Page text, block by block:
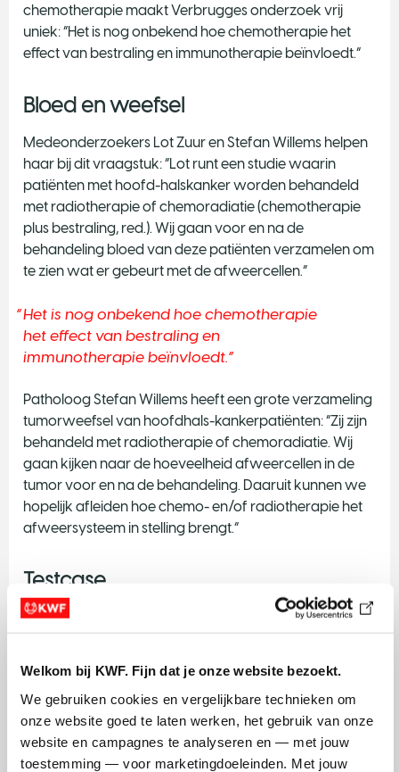
Welkom bij KWF. Fijn dat je onze website bezoekt.
We gebruiken cookies en vergelijkbare technieken om
onze website goed te laten werken, het gebruik van onze
website en campagnes te analyseren en — met jouw
toestemming — voor marketingdoeleinden. Met jouw
chemotherapie maakt Verbrugges onderzoek vrij
uniek: “Het is nog onbekend hoe chemotherapie het
effect van bestraling en immunotherapie beïnvloedt.”
Bloed en weefsel
Medeonderzoekers Lot Zuur en Stefan Willems helpen
haar bij dit vraagstuk: “Lot runt een studie waarin
patiënten met hoofd-halskanker worden behandeld
met radiotherapie of chemoradiatie (chemotherapie
plus bestraling, red.). Wij gaan voor en na de
behandeling bloed van deze patiënten verzamelen om
te zien wat er gebeurt met de afweercellen.”
Het is nog onbekend hoe chemotherapie
het effect van bestraling en
immunotherapie beïnvloedt.
Patholoog Stefan Willems heeft een grote verzameling
tumorweefsel van hoofdhals-kankerpatiënten: “Zij zijn
behandeld met radiotherapie of chemoradiatie. Wij
gaan kijken naar de hoeveelheid afweercellen in de
tumor voor en na de behandeling. Daaruit kunnen we
hopelijk afleiden hoe chemo- en/of radiotherapie het
afweersysteem in stelling brengt.”
Testcase
Het onderzoek concentreert zich op hoofd-
halstumoren. Niet zonder reden volgens Verbrugge:
humaan papillomavirus. Dit virus kan ervoor zorgen
dat het afweersysteem de tumor goed herkent en
ertegen in actie komt. Dat maakt de
behandelcombinatie erg kansrijk denken we.“